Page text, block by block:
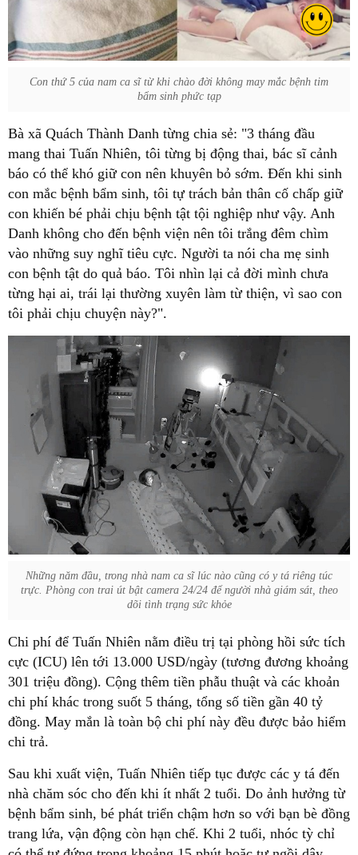
Con thứ 5 của nam ca sĩ từ khi chào đời không may mắc bệnh tim
bẩm sinh phức tạp
Bà xã Quách Thành Danh từng chia sẻ: "3 tháng đầu
mang thai Tuấn Nhiên, tôi từng bị động thai, bác sĩ cảnh
báo có thể khó giữ con nên khuyên bỏ sớm. Đến khi sinh
con mắc bệnh bẩm sinh, tôi tự trách bản thân cố chấp giữ
con khiến bé phải chịu bệnh tật tội nghiệp như vậy. Anh
Danh không cho đến bệnh viện nên tôi trắng đêm chìm
vào những suy nghĩ tiêu cực. Người ta nói cha mẹ sinh
con bệnh tật do quả báo. Tôi nhìn lại cả đời mình chưa
từng hại ai, trái lại thường xuyên làm từ thiện, vì sao con
tôi phải chịu chuyện này?".
Những năm đầu, trong nhà nam ca sĩ lúc nào cũng có y tá riêng túc
trực. Phòng con trai út bật camera 24/24 để người nhà giám sát, theo
dõi tình trạng sức khỏe
Chi phí để Tuấn Nhiên nằm điều trị tại phòng hồi sức tích
cực (ICU) lên tới 13.000 USD/ngày (tương đương khoảng
301 triệu đồng). Cộng thêm tiền phẫu thuật và các khoản
chi phí khác trong suốt 5 tháng, tổng số tiền gần 40 tỷ
đồng. May mắn là toàn bộ chi phí này đều được bảo hiểm
chi trả.
Sau khi xuất viện, Tuấn Nhiên tiếp tục được các y tá đến
nhà chăm sóc cho đến khi ít nhất 2 tuổi. Do ảnh hưởng từ
bệnh bẩm sinh, bé phát triển chậm hơn so với bạn bè đồng
trang lứa, vận động còn hạn chế. Khi 2 tuổi, nhóc tỳ chỉ